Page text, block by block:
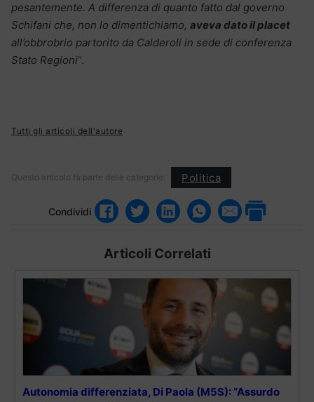
pesantemente. A differenza di quanto fatto dal governo
Schifani che, non lo dimentichiamo, aveva dato il placet
all’obbrobrio partorito da Calderoli in sede di conferenza
Stato Regioni“.
Tutti gli articoli dell'autore
Questo articolo fa parte delle categorie: Politica
Condividi
Articoli Correlati
Autonomia differenziata, Di Paola (M5S): “Assurdo